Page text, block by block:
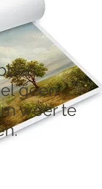
geen
weer te